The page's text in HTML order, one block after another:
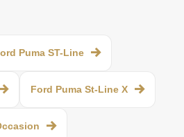
Puma ST-Line
Ford Puma St-Line X